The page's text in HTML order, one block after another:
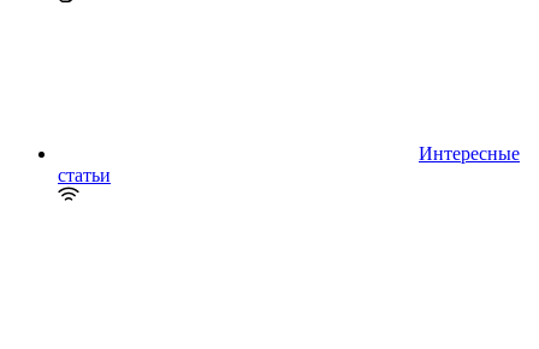
Интересные
статьи